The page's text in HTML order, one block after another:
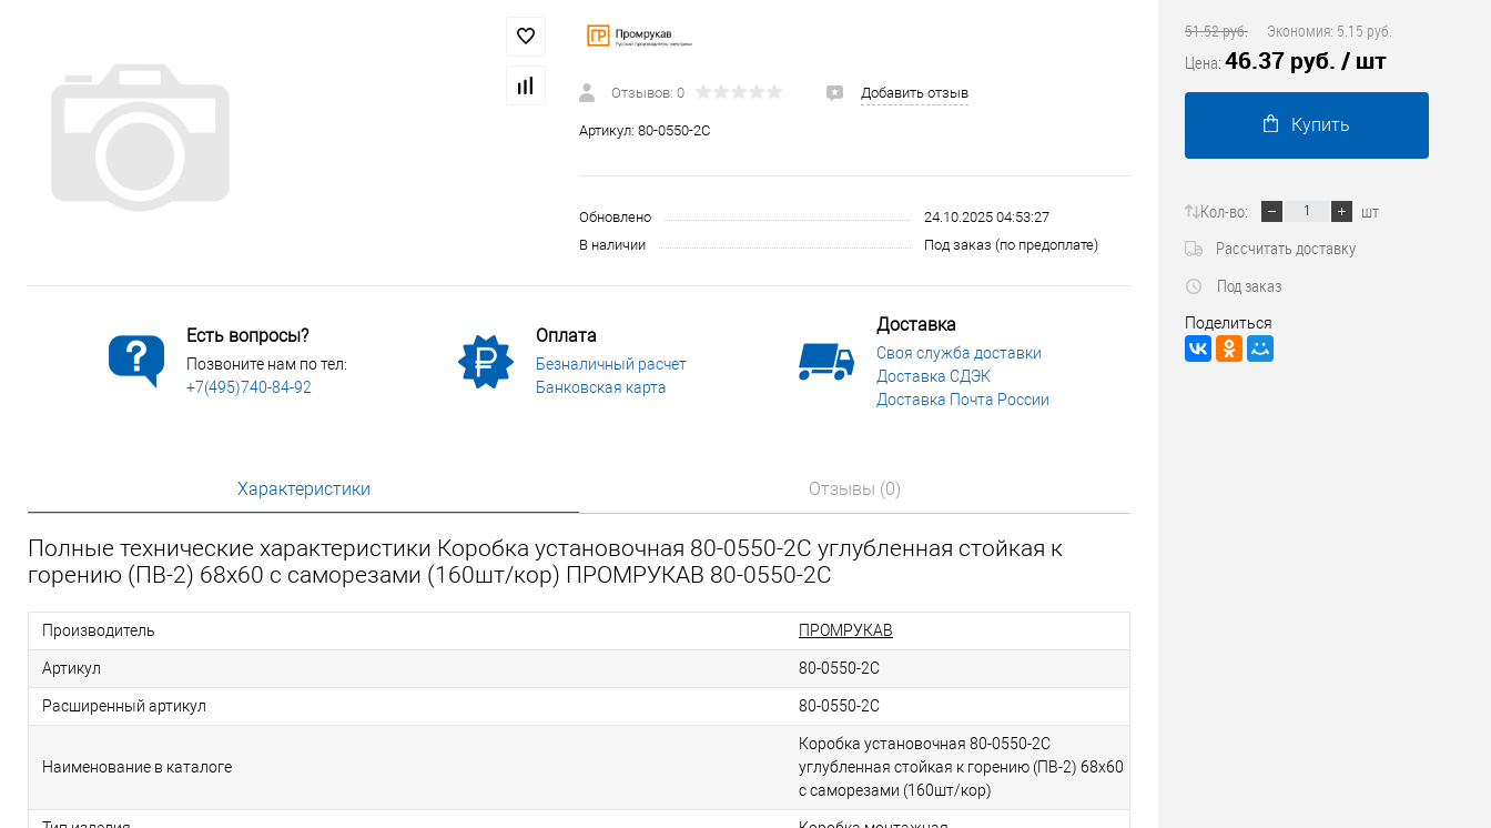
Электромонтажные изделия
Отзывов: 0 Добавить отзыв
Артикул: 80-0550-2С
Обновлено
24.10.2025 04:53:27
В наличии
Под заказ (по предоплате)
Есть вопросы?
Позвоните нам по тел:
+7(495)740-84-92
Оплата
Безналичный расчет
Банковская карта
Доставка
Своя служба доставки
Доставка СДЭК
Доставка Почта России
Характеристики Отзывы (0)
Полные технические характеристики Коробка установочная 80-0550-2С углубленная стойкая к
горению (ПВ-2) 68х60 с саморезами (160шт/кор) ПРОМРУКАВ 80-0550-2С
Производитель ПРОМРУКАВ
Артикул 80-0550-2С
Расширенный артикул 80-0550-2С
Наименование в каталоге
Коробка установочная 80-0550-2С
углубленная стойкая к горению (ПВ-2) 68х60
с саморезами (160шт/кор)
51.52 руб. Экономия: 5.15 руб.
Цена: 46.37 руб. / шт
Купить
Кол-во:
шт
Рассчитать доставку
Под заказ
Поделиться